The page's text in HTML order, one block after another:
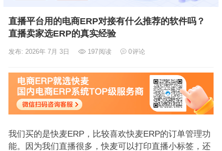
直播平台用的电商ERP对接有什么推荐的软件吗？
直播卖家选ERP的真实经验
发布: 2026年 7月 3日 197阅读 0评论
我们买的是快麦ERP，比较喜欢快麦ERP的订单管理功
能。因为我们直播很多，快麦可以打印直播小标签，还